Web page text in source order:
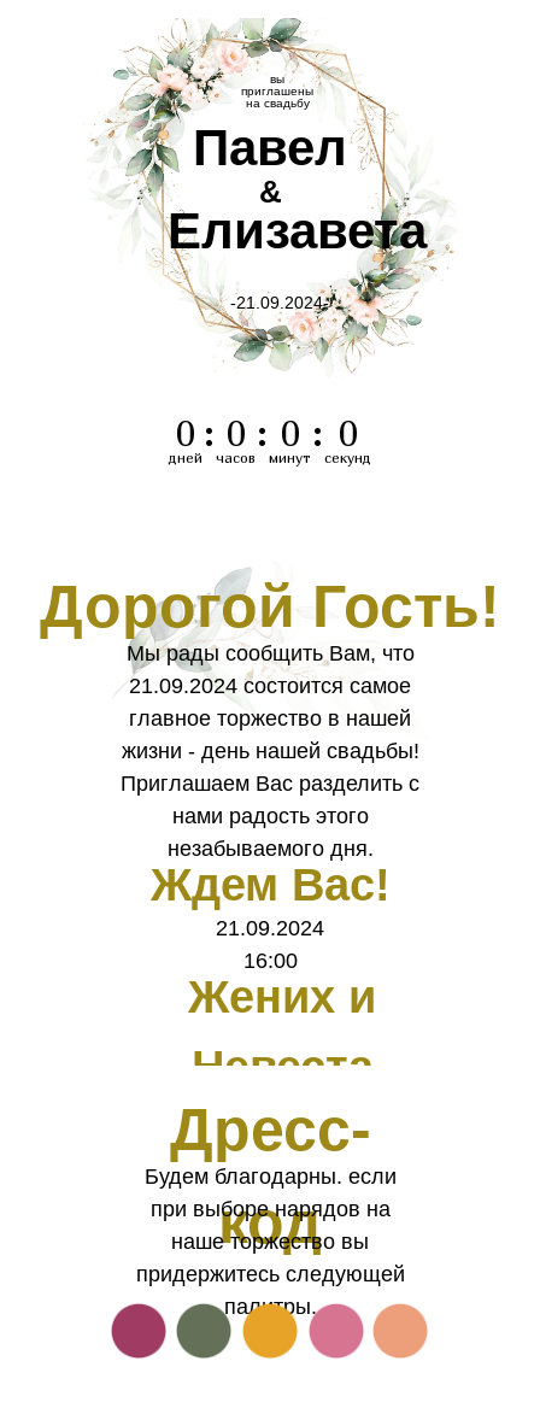
Павел
Елизавета
&
вы
приглашены
на свадьбу
-21.09.2024-
0 : 0
0
дней
: 0
часов
: 0
минут
: 0
секунд
Мы рады сообщить Вам, что
21.09.2024 состоится самое
главное торжество в нашей
жизни - день нашей свадьбы!
Приглашаем Вас разделить с
нами радость этого
незабываемого дня.
Дорогой Гость!
Ждем Вас!
21.09.2024
16:00
Жених и
Невеста
Дресс-
код
Будем благодарны. если
при выборе нарядов на
наше торжество вы
придержитесь следующей
палитры.